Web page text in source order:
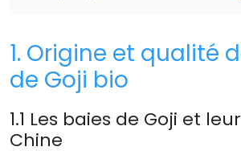
1. Origine et qualité
de Goji bio
1.1 Les baies de Goji et
Chine